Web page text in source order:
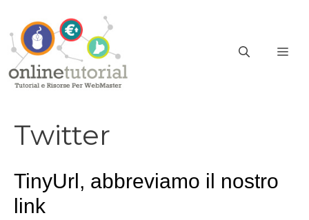
contenuto
Twitter
TinyUrl, abbreviamo il nostro
link